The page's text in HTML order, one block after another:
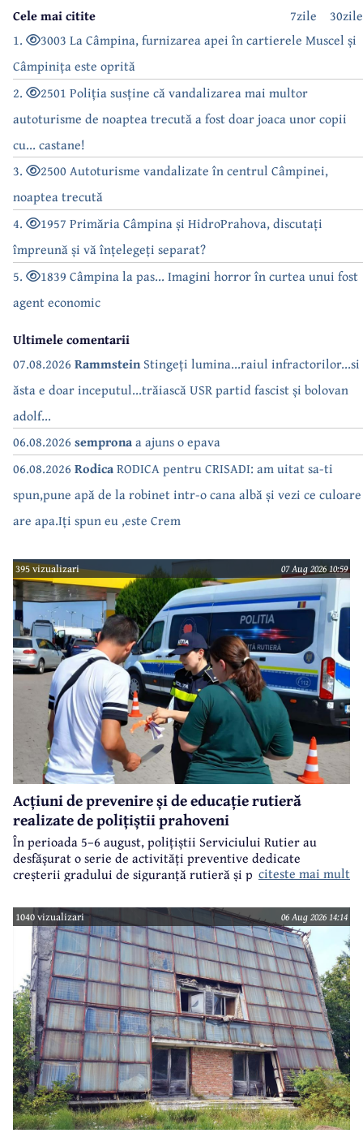
30zile
7zile
Cele mai citite
1.
3003 La Câmpina, furnizarea apei în cartierele Muscel și
Câmpinița este oprită
2.
2501 Poliția susține că vandalizarea mai multor
autoturisme de noaptea trecută a fost doar joaca unor copii
cu... castane!
3.
2500 Autoturisme vandalizate în centrul Câmpinei,
noaptea trecută
4.
1957 Primăria Câmpina și HidroPrahova, discutați
împreună și vă înțelegeți separat?
5.
1839 Câmpina la pas... Imagini horror în curtea unui fost
agent economic
Ultimele comentarii
07.08.2026 RammsteinStingeți lumina...raiul infractorilor...si
ăsta e doar inceputul...trăiască USR partid fascist și bolovan
adolf...
06.08.2026 sempronaa ajuns o epava
06.08.2026 RodicaRODICA pentru CRISADI: am uitat sa-ti
spun,pune apă de la robinet intr-o cana albă și vezi ce culoare
are apa.Iți spun eu ,este Crem
395 vizualizari 07 Aug 2026 10:59
Acțiuni de prevenire și de educație rutieră
realizate de polițiștii prahoveni
În perioada 5–6 august, polițiștii Serviciului Rutier au
desfășurat o serie de activități preventive dedicate
creșterii gradului de siguranță rutieră și promovării unui
estival.
citeste mai mult
1040 vizualizari 06 Aug 2026 14:14